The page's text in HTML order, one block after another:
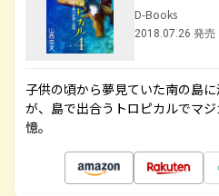
D-Books
2018.07.26 発売
子供の頃から夢見ていた南の島
が、島で出合うトロピカルでマ
憶。